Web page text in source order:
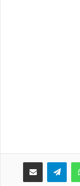
واتسابتيلقرام مشاركة عبر البريد